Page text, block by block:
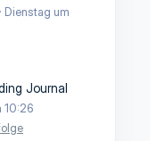
Dienstag um
Journal
10:26